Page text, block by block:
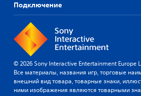
Подключение
© 2026 Sony Interactive Entertainment Europe
Все материалы, названия игр, торговые
внешний вид товара, товарные знаки,
ними изображения являются товарными